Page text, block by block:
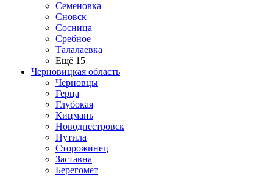
Семеновка
Сновск
Сосница
Сребное
Талалаевка
Ещё 15
Черновицкая область
Черновцы
Герца
Глубокая
Кицмань
Новоднестровск
Путила
Сторожинец
Заставна
Берегомет